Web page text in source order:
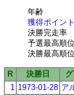
年齢
獲得ポイント
決勝完走率
予選最高順位
決勝最高順位
R 決勝日
1 1973-01-28 ア